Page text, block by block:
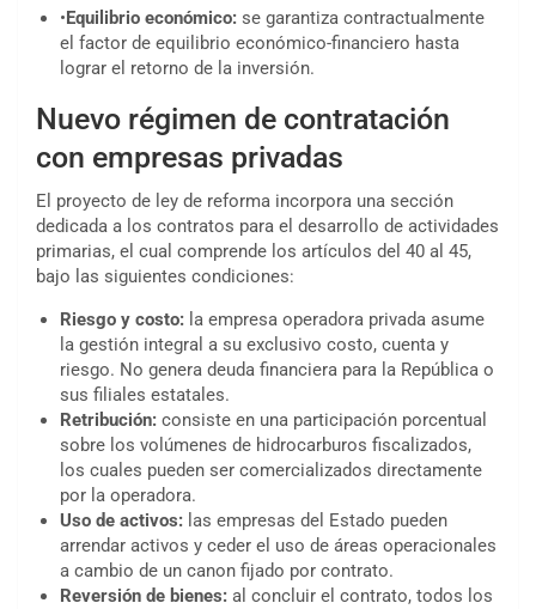
•Equilibrio económico: se garantiza contractualmente
el factor de equilibrio económico-financiero hasta
lograr el retorno de la inversión.
Nuevo régimen de contratación
con empresas privadas
El proyecto de ley de reforma incorpora una sección
dedicada a los contratos para el desarrollo de actividades
primarias, el cual comprende los artículos del 40 al 45,
bajo las siguientes condiciones:
Riesgo y costo: la empresa operadora privada asume
la gestión integral a su exclusivo costo, cuenta y
riesgo. No genera deuda financiera para la República o
sus filiales estatales.
Retribución: consiste en una participación porcentual
sobre los volúmenes de hidrocarburos fiscalizados,
los cuales pueden ser comercializados directamente
por la operadora.
Uso de activos: las empresas del Estado pueden
arrendar activos y ceder el uso de áreas operacionales
a cambio de un canon fijado por contrato.
Reversión de bienes: al concluir el contrato, todos los